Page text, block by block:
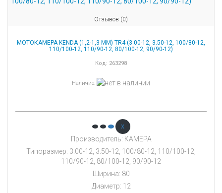
Отзывов (0)
МОТОКАМЕРА KENDA (1,2-1,3 ММ) TR4 (3.00-12, 3.50-12, 100/80-12,
110/100-12, 110/90-12, 80/100-12, 90/90-12)
Код: 263298
Наличие:
x
Производитель: КАМЕРА
Типоразмер: 3.00-12, 3.50-12, 100/80-12, 110/100-12,
110/90-12, 80/100-12, 90/90-12
Ширина: 80
Диаметр: 12